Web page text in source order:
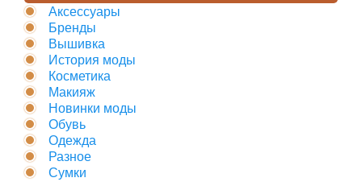
Аксессуары
Бренды
Вышивка
История моды
Косметика
Макияж
Новинки моды
Обувь
Одежда
Разное
Сумки